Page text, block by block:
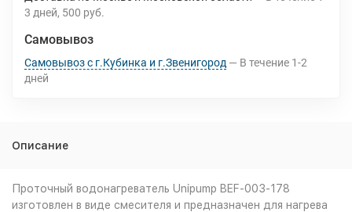
3 дней 500 руб.
Самовывоз
Самовывоз с г.Кубинка и г.Звенигород В течение 1-2
дней
Описание
Проточный водонагреватель Unipump BEF-003-178
изготовлен в виде смесителя и предназначен для нагрева